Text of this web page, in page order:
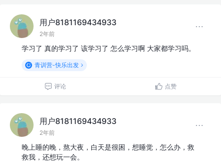
用户8181169434933
2年前
学习了 真的学习了 该学习了 怎么学习啊 大家都学习吗。
青训营-快乐出发
评论 点赞
用户8181169434933
2年前
晚上睡的晚，熬大夜，白天是很困，想睡觉，怎么办，救
救我，还想玩一会。